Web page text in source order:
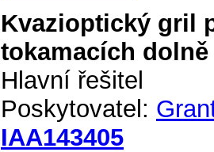
Kvazioptický gril
tokamacích
Hlavní řešitel
Poskytovatel:
IAA143405